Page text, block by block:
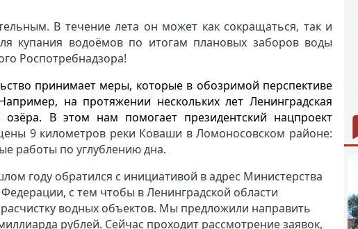
В течение лета он может как сокращаться, так и
купания водоёмов по итогам плановых заборов воды
Роспотребнадзора!
принимает меры, которые в обозримой перспективе
на протяжении нескольких лет Ленинградская
В этом нам помогает президентский нацпроект
9 километров реки Коваши в Ломоносовском районе:
работы по углублению дна.
году обратился с инициативой в адрес Министерства
с тем чтобы в Ленинградской области
водных объектов. Мы предложили направить
рублей. Сейчас проходит рассмотрение заявок,